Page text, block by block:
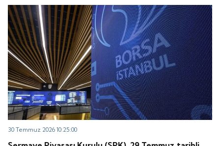
ile Quick Sigorta işlem görmeye başlayacak.
“Gong Töreni” ile Quick Sigorta işlem görmeye başlayacak.
30 Temmuz 2026 10:25:00